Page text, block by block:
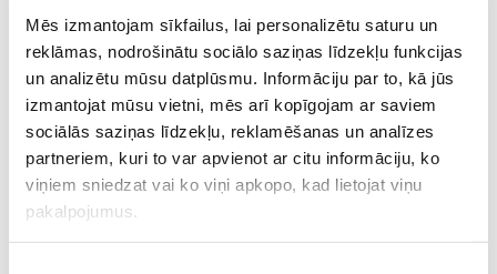
Mēs izmantojam sīkfailus, lai personalizētu saturu un
reklāmas, nodrošinātu sociālo saziņas līdzekļu funkcijas
un analizētu mūsu datplūsmu. Informāciju par to, kā jūs
izmantojat mūsu vietni, mēs arī kopīgojam ar saviem
sociālās saziņas līdzekļu, reklamēšanas un analīzes
partneriem, kuri to var apvienot ar citu informāciju, ko
viņiem sniedzat vai ko viņi apkopo, kad lietojat viņu
pakalpojumus.
Foto: Pexels
1.trimestris 2.trimestris 3.trimestris
Grūtniecība
Lasi vēl